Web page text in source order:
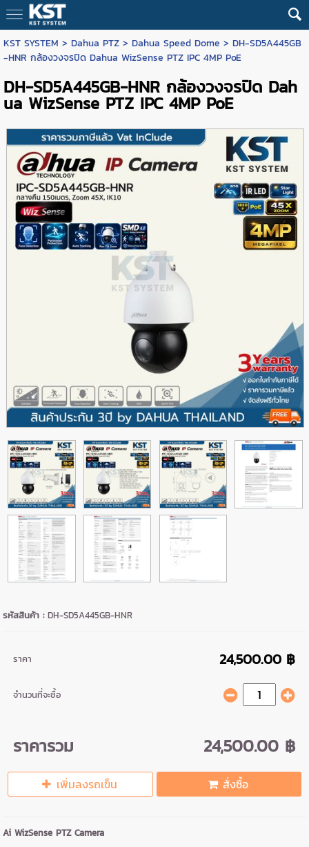
KST SYSTEM > Dahua PTZ> Dahua Speed Dome > DH-SD5A445GB
-HNR กล้องวงจรปิด Dahua WizSense PTZ IPC 4MP PoE
DH-SD5A445GB-HNR กล้องวงจรปิด Dah
ua WizSense PTZ IPC 4MP PoE
รหัสสินค้า :DH-SD5A445GB-HNR
ราคา 24,500.00 ฿
จำนวนที่จะซื้อ
ราคารวม 24,500.00 ฿
เพิ่มลงรถเข็น สั่งซื้อ
Ai WizSense PTZ Camera